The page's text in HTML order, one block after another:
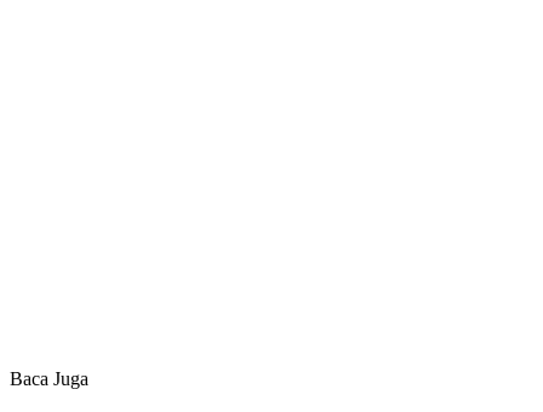
Baca Juga